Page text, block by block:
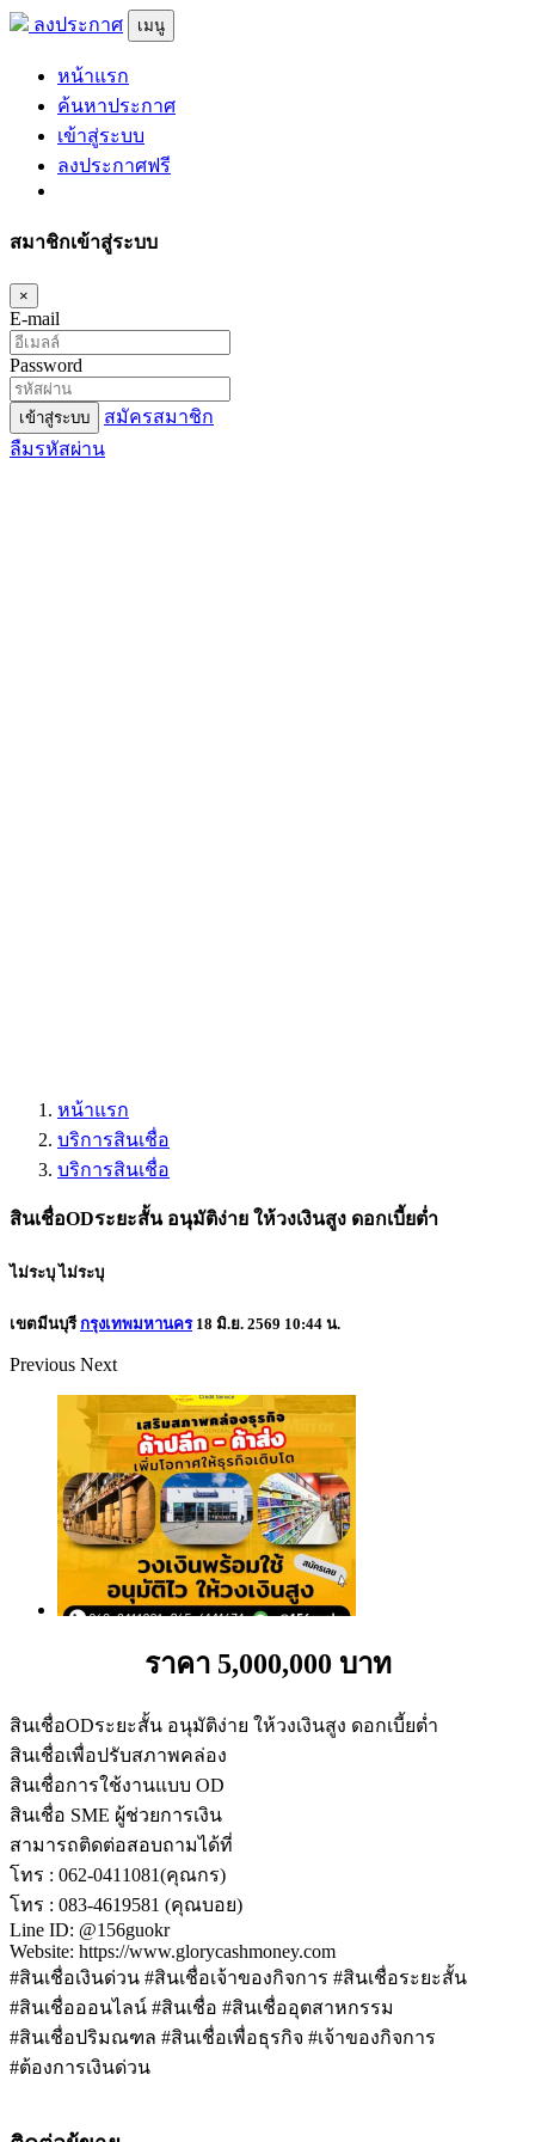
ลงประกาศ เมนู
หน้าแรก
ค้นหาประกาศ
เข้าสู่ระบบ
ลงประกาศฟรี
สมาชิกเข้าสู่ระบบ
×
E-mail
Password
เข้าสู่ระบบ
สมัครสมาชิก
ลืมรหัสผ่าน
หน้าแรก
บริการสินเชื่อ
บริการสินเชื่อ
สินเชื่อODระยะสั้น อนุมัติง่าย ให้วงเงินสูง ดอกเบี้ยต่ำ
ไม่ระบุ ไม่ระบุ
เขตมีนบุรีกรุงเทพมหานคร 18 มิ.ย. 2569 10:44 น.
Previous Next
ราคา 5,000,000 บาท
สินเชื่อODระยะสั้น อนุมัติง่าย ให้วงเงินสูง ดอกเบี้ยต่ำ
สินเชื่อเพื่อปรับสภาพคล่อง
สินเชื่อการใช้งานแบบ OD
สินเชื่อ SME ผู้ช่วยการเงิน
สามารถติดต่อสอบถามได้ที่
โทร : 062-0411081(คุณกร)
โทร : 083-4619581 (คุณบอย)
Line ID: @156guokr
Website: https://www.glorycashmoney.com
#สินเชื่อเงินด่วน #สินเชื่อเจ้าของกิจการ #สินเชื่อระยะสั้น
#สินเชื่อออนไลน์ #สินเชื่อ #สินเชื่ออุตสาหกรรม
#สินเชื่อปริมณฑล #สินเชื่อเพื่อธุรกิจ #เจ้าของกิจการ
#ต้องการเงินด่วน